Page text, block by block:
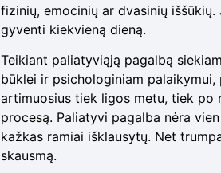
fizinių, emocinių ar dvasinių
gyventi kiekvieną dieną.
Teikiant paliatyviąją pagalbą
būklei ir psichologiniam
artimuosius tiek ligos metu, tiek po
procesą. Paliatyvi pagalba nėra
kažkas ramiai išklausytų. Net
skausmą.